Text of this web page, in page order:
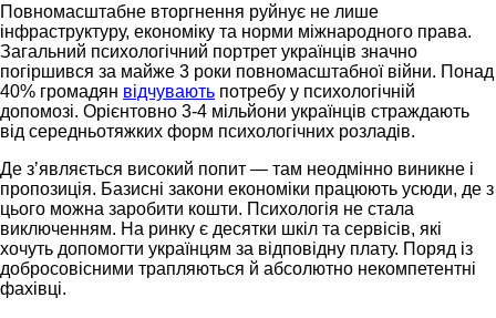
Повномасштабне вторгнення руйнує не лише
інфраструктуру, економіку та норми міжнародного права.
Загальний психологічний портрет українців значно
погіршився за майже 3 роки повномасштабної війни. Понад
40% громадян відчувають потребу у психологічній
допомозі. Орієнтовно 3-4 мільйони українців страждають
від середньотяжких форм психологічних розладів.
Де зʼявляється високий попит — там неодмінно виникне і
пропозиція. Базисні закони економіки працюють усюди, де з
цього можна заробити кошти. Психологія не стала
виключенням. На ринку є десятки шкіл та сервісів, які
хочуть допомогти українцям за відповідну плату. Поряд із
добросовісними трапляються й абсолютно некомпетентні
фахівці.